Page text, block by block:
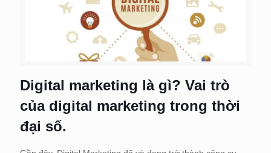
Digital marketing là gì? Vai trò
của digital marketing trong thời
đại số.